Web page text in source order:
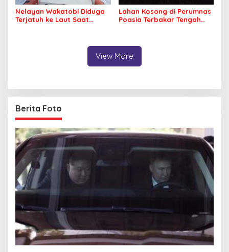
Nelayan Wakatobi Diduga
Terjatuh ke Laut Saat
Lahan Kosong di Perumnas
Poasia Terbakar Tengah
View More
Berita Foto